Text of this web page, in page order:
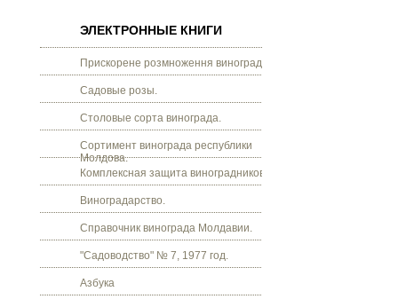
ЭЛЕКТРОННЫЕ КНИГИ
Прискорене розмноження винограду.
Садовые розы.
Столовые сорта винограда.
Сортимент винограда республики
Молдова.
Комплексная защита виноградников.
Виноградарство.
Справочник винограда Молдавии.
"Садоводство" № 7, 1977 год.
Азбука